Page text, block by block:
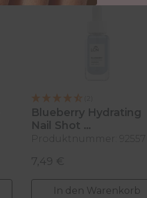
Blueberry Hydrating
Nail Shot
11 ml
Produktnummer: 92557
Regulärer Preis:
7,49 €
In den Warenkorb